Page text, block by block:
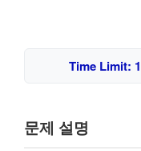
Time Limit:
문제 설명